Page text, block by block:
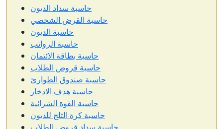
حاسبة سداد الديون
حاسبة القرض الشخصي
حاسبة الديون
حاسبة الرواتب
حاسبة بطاقة الائتمان
حاسبة قروض الطلاب
حاسبة صندوق الطوارئ
حاسبة هدف الادخار
حاسبة القوة الشرائية
حاسبة كرة الثلج للديون